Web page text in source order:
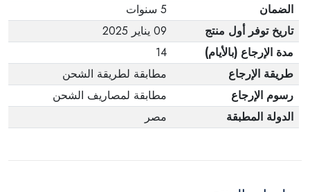
الضمان
5 سنوات
تاريخ توفر أول منتج
09 يناير 2025
مدة الإرجاع (بالأيام)
14
طريقة الإرجاع
مطابقة لطريقة الشحن
رسوم الإرجاع
مطابقة لمصاريف الشحن
الدولة المطبقة
مصر